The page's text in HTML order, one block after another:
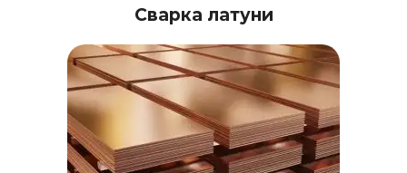
Сварка латуни